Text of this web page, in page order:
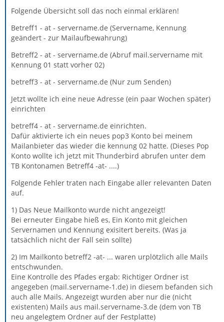
Folgende Übersicht soll das noch einmal erklären!
Betreff1 - at - servername.de (Servername, Kennung
geändert - zur Mailaufbewahrung)
Betreff2 - at - servername.de (Abruf mail.servername mit
Kennung 01 statt vorher 02)
betreff3 - at - servername.de (Nur zum Senden)
Jetzt wollte ich eine neue Adresse (ein paar Wochen später)
einrichten
betreff4 - at - servername.de einrichten.
Dafür aktivierte ich ein neues pop3 Konto bei meinem
Mailanbieter das wieder die kennung 02 hatte. (Dieses Pop
Konto wollte ich jetzt mit Thunderbird abrufen unter dem
TB Kontonamen Betreff4 -at- ....)
Folgende Fehler traten nach Eingabe aller relevanten Daten
auf.
1) Das Neue Mailkonto wurde nicht angezeigt!
Bei erneuter Eingabe hieß es, Ein Konto mit gleichen
Servernamen und Kennung exisitert bereits. (Was ja
tatsächlich nicht der Fall sein sollte)
2) Im Mailkonto betreff2 -at- ... waren urplötzlich alle Mails
entschwunden.
Eine Kontrolle des Pfades ergab: Richtiger Ordner ist
angegeben (mail.servername-1.de) in diesem befanden sich
auch alle Mails. Angezeigt wurden aber nur die (nicht
existenten) Mails aus mail.servername-3.de (dem von TB
neu angelegtem Ordner auf der Festplatte)